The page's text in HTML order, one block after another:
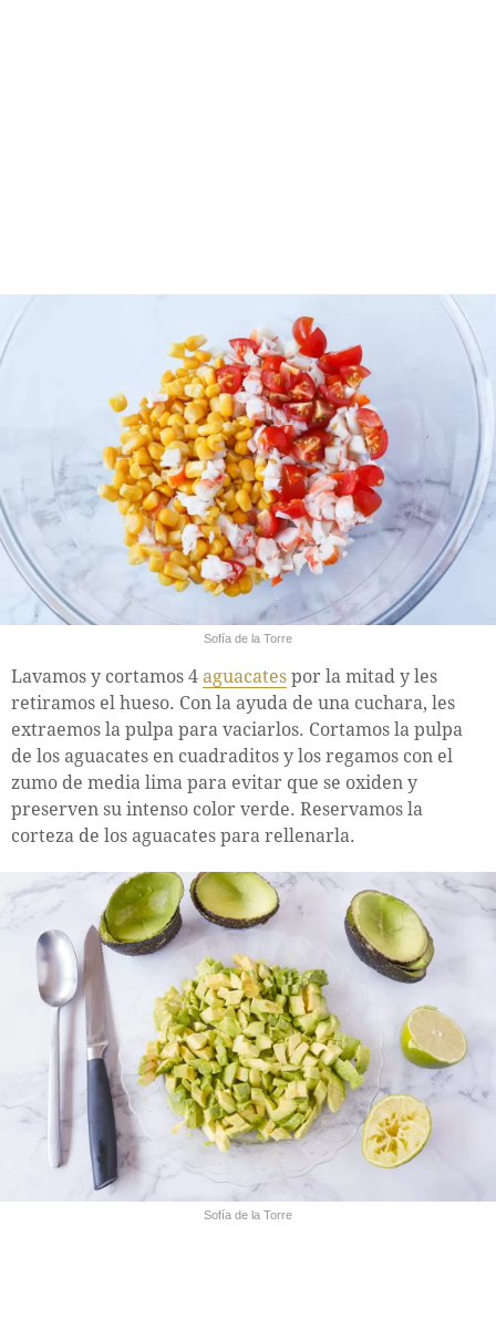
Sofía de la Torre
Lavamos y cortamos 4 aguacates por la mitad y les
retiramos el hueso. Con la ayuda de una cuchara, les
extraemos la pulpa para vaciarlos. Cortamos la pulpa
de los aguacates en cuadraditos y los regamos con el
zumo de media lima para evitar que se oxiden y
preserven su intenso color verde. Reservamos la
corteza de los aguacates para rellenarla.
Sofía de la Torre